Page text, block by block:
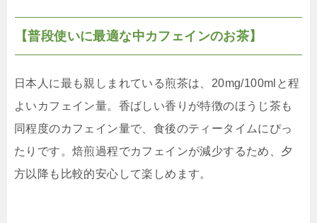
【普段使いに最適な中カフェインのお茶】
日本人に最も親しまれている煎茶は、20mg/100mlと程
よいカフェイン量。香ばしい香りが特徴のほうじ茶も
同程度のカフェイン量で、食後のティータイムにぴっ
たりです。焙煎過程でカフェインが減少するため、夕
方以降も比較的安心して楽しめます。